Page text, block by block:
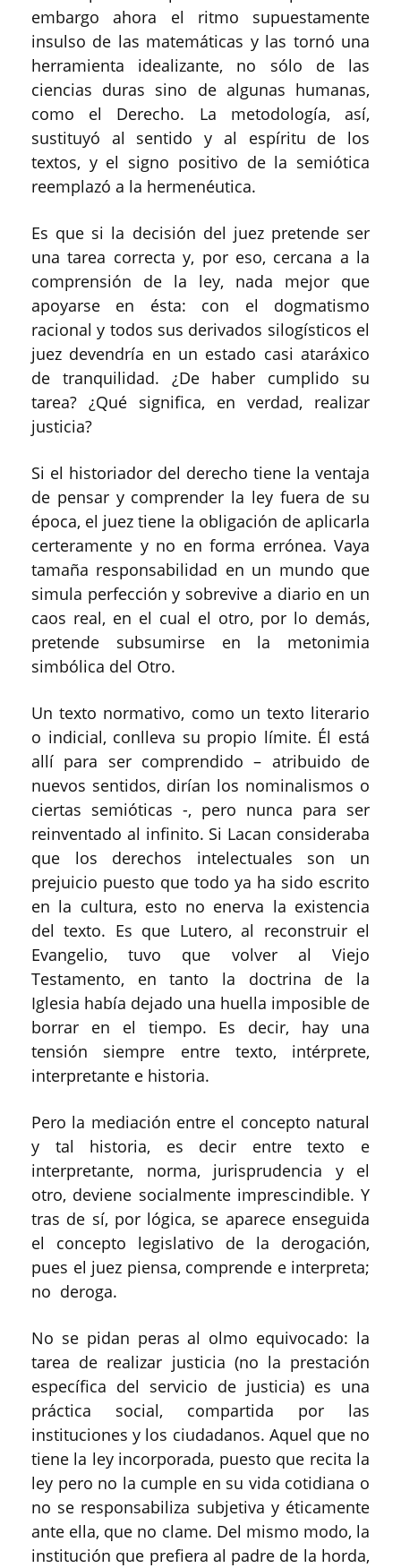
embargo ahora el ritmo supuestamente
insulso de las matemáticas y las tornó una
herramienta idealizante, no sólo de las
ciencias duras sino de algunas humanas,
como el Derecho. La metodología, así,
sustituyó al sentido y al espíritu de los
textos, y el signo positivo de la semiótica
reemplazó a la hermenéutica.
Es que si la decisión del juez pretende ser
una tarea correcta y, por eso, cercana a la
comprensión de la ley, nada mejor que
apoyarse en ésta: con el dogmatismo
racional y todos sus derivados silogísticos el
juez devendría en un estado casi ataráxico
de tranquilidad. ¿De haber cumplido su
tarea? ¿Qué significa, en verdad, realizar
justicia?
Si el historiador del derecho tiene la ventaja
de pensar y comprender la ley fuera de su
época, el juez tiene la obligación de aplicarla
certeramente y no en forma errónea. Vaya
tamaña responsabilidad en un mundo que
simula perfección y sobrevive a diario en un
caos real, en el cual el otro, por lo demás,
pretende subsumirse en la metonimia
simbólica del Otro.
Un texto normativo, como un texto literario
o indicial, conlleva su propio límite. Él está
allí para ser comprendido – atribuido de
nuevos sentidos, dirían los nominalismos o
ciertas semióticas -, pero nunca para ser
reinventado al infinito. Si Lacan consideraba
que los derechos intelectuales son un
prejuicio puesto que todo ya ha sido escrito
en la cultura, esto no enerva la existencia
del texto. Es que Lutero, al reconstruir el
Evangelio, tuvo que volver al Viejo
Testamento, en tanto la doctrina de la
Iglesia había dejado una huella imposible de
borrar en el tiempo. Es decir, hay una
tensión siempre entre texto, intérprete,
interpretante e historia.
Pero la mediación entre el concepto natural
y tal historia, es decir entre texto e
interpretante, norma, jurisprudencia y el
otro, deviene socialmente imprescindible. Y
tras de sí, por lógica, se aparece enseguida
el concepto legislativo de la derogación,
pues el juez piensa, comprende e interpreta;
no deroga.
No se pidan peras al olmo equivocado: la
tarea de realizar justicia (no la prestación
específica del servicio de justicia) es una
práctica social, compartida por las
instituciones y los ciudadanos. Aquel que no
tiene la ley incorporada, puesto que recita la
ley pero no la cumple en su vida cotidiana o
no se responsabiliza subjetiva y éticamente
ante ella, que no clame. Del mismo modo, la
institución que prefiera al padre de la horda,